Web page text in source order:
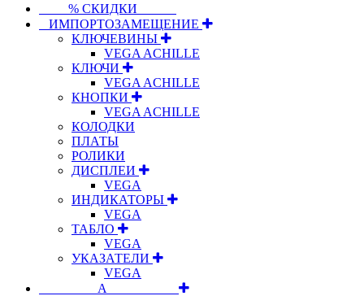
⠀⠀⠀% СКИДКИ⠀⠀⠀⠀
⠀ИМПОРТОЗАМЕЩЕНИЕ
КЛЮЧЕВИНЫ
VEGA ACHILLE
КЛЮЧИ
VEGA ACHILLE
КНОПКИ
VEGA ACHILLE
КОЛОДКИ
ПЛАТЫ
РОЛИКИ
ДИСПЛЕИ
VEGA
ИНДИКАТОРЫ
VEGA
ТАБЛО
VEGA
УКАЗАТЕЛИ
VEGA
⠀⠀⠀⠀⠀⠀А⠀⠀⠀⠀⠀⠀⠀